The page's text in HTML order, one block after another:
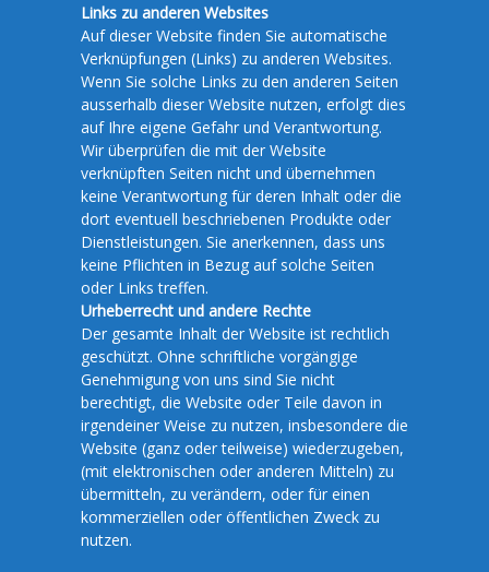
Links zu anderen Websites
Auf dieser Website finden Sie automatische
Verknüpfungen (Links) zu anderen Websites.
Wenn Sie solche Links zu den anderen Seiten
ausserhalb dieser Website nutzen, erfolgt dies
auf Ihre eigene Gefahr und Verantwortung.
Wir überprüfen die mit der Website
verknüpften Seiten nicht und übernehmen
keine Verantwortung für deren Inhalt oder die
dort eventuell beschriebenen Produkte oder
Dienstleistungen. Sie anerkennen, dass uns
keine Pflichten in Bezug auf solche Seiten
oder Links treffen.
Urheberrecht und andere Rechte
Der gesamte Inhalt der Website ist rechtlich
geschützt. Ohne schriftliche vorgängige
Genehmigung von uns sind Sie nicht
berechtigt, die Website oder Teile davon in
irgendeiner Weise zu nutzen, insbesondere die
Website (ganz oder teilweise) wiederzugeben,
(mit elektronischen oder anderen Mitteln) zu
übermitteln, zu verändern, oder für einen
kommerziellen oder öffentlichen Zweck zu
nutzen.